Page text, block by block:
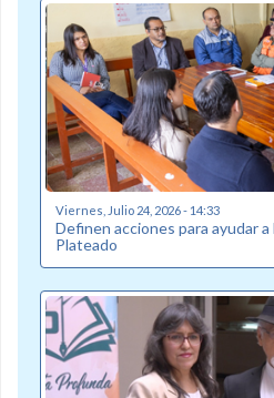
Viernes, Julio 24, 2026 - 14:33
Definen acciones para ayudar
Plateado